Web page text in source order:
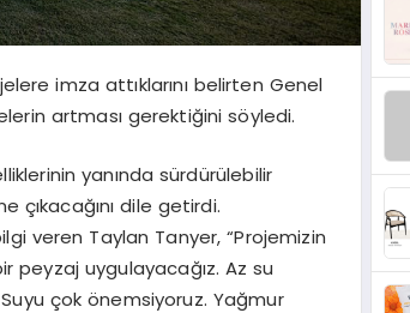
imza attıklarını belirten Genel
artması gerektiğini söyledi.
yanında sürdürülebilir
çıkacağını dile getirdi.
veren Taylan Tanyer, “Projemizin
uygulayacağız. Az su
çok önemsiyoruz. Yağmur